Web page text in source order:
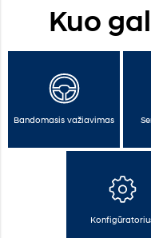
Kuo
Bandomasis važiavimas